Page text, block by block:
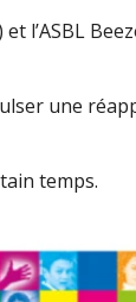
l’ASBL
une
temps.